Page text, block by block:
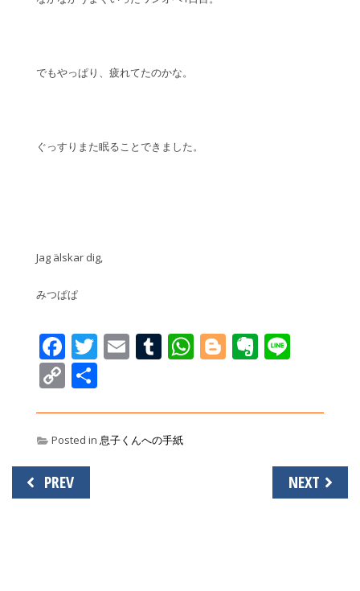
でもやっぱり、疲れてたのかな。
ぐっすりまた眠ることできました。
Jag älskar dig,
みつぱぱ
Facebook
Twitter
EmailTumblr
WhatsApp
Blogger
Copy
Posted in 息子くんへの手紙
投
稿
PREV NEXT